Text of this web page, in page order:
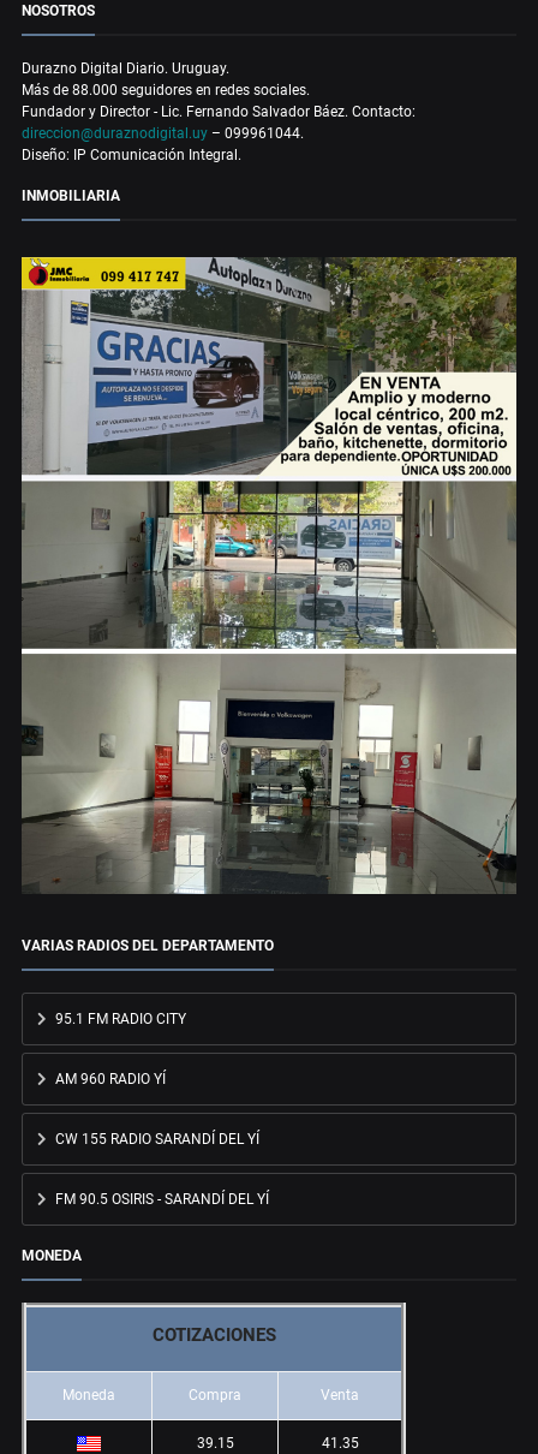
NOSOTROS
Durazno Digital Diario. Uruguay.
Más de 88.000 seguidores en redes sociales.
Fundador y Director - Lic. Fernando Salvador Báez. Contacto:
direccion@duraznodigital.uy – 099961044.
Diseño: IP Comunicación Integral.
INMOBILIARIA
VARIAS RADIOS DEL DEPARTAMENTO
95.1 FM RADIO CITY
AM 960 RADIO YÍ
CW 155 RADIO SARANDÍ DEL YÍ
FM 90.5 OSIRIS - SARANDÍ DEL YÍ
MONEDA
COTIZACIONES
Moneda Compra Venta
39.15 41.35